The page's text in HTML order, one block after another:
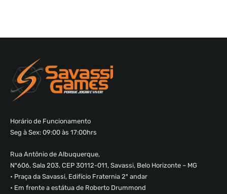
Horário de Funcionamento
Seg à Sex: 09:00 às 17:00hrs
Rua Antônio de Albuquerque,
Nº606, Sala 203, CEP 30112-011, Savassi, Belo Horizonte – MG
• Praça da Savassi, Edifício Fraternia 2º andar
• Em frente a estátua de Roberto Drummond